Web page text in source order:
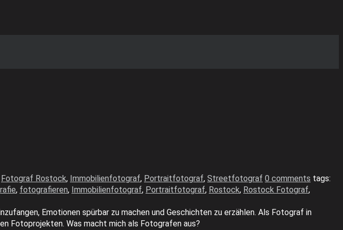
Fotograf Rostock, Immobilienfotograf, Portraitfotograf, Streetfotograf 0 comments tags:
, fotografieren, Immobilienfotograf, Portraitfotograf, Rostock, Rostock Fotograf,
Emotionen spürbar zu machen und Geschichten zu erzählen. Als Fotograf in
Fotoprojekten. Was macht mich als Fotografen aus?